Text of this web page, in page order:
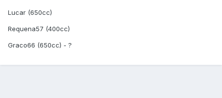
Lucar (650cc)
Requena57 (400cc)
Graco66 (650cc) - ?